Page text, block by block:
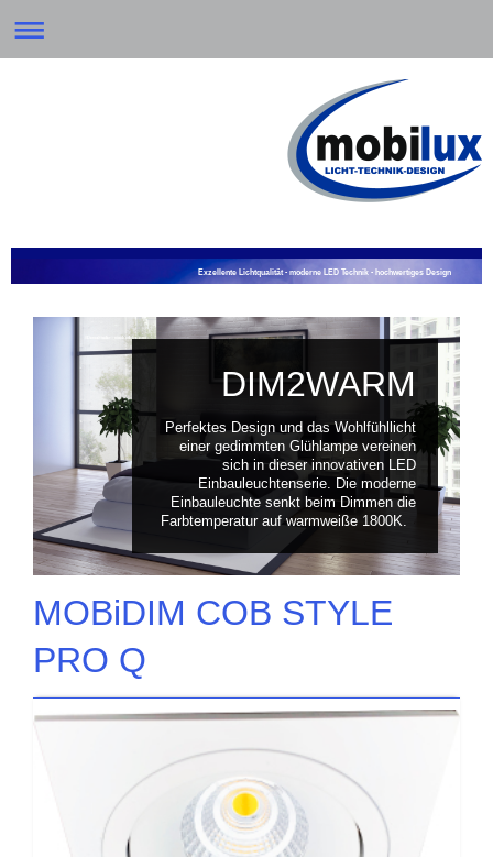
Exzellente Lichtqualität - moderne LED Technik - hochwertiges Design
DIM2WARM
Perfektes Design und das Wohlfühllicht
einer gedimmten Glühlampe vereinen
sich in dieser innovativen LED
Einbauleuchtenserie. Die moderne
Einbauleuchte senkt beim Dimmen die
Farbtemperatur auf warmweiße 1800K.
MOBiDIM COB STYLE
PRO Q